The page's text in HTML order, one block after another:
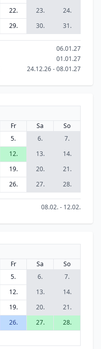
22. 23.
24.
29. 30. 31.
06.01.27
01.01.27
24.12.26 - 08.01.27
Fr Sa
So
5. 6.
7.
12. 13.
14.
19. 20.
21.
26. 27. 28.
08.02. - 12.02.
Fr Sa
So
5. 6.
7.
12. 13.
14.
19. 20.
21.
26. 27.
28.